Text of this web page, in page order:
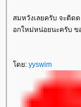
สมหวังเลยครับ จะติด
อกใหม่หน่อยนะครับ
ดย: yyswim